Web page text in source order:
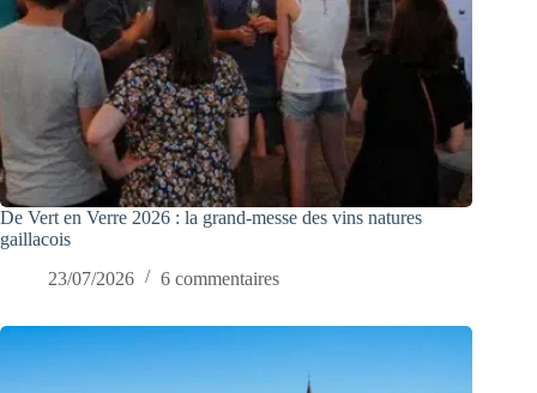
De Vert en Verre 2026 : la grand-messe des vins natures
gaillacois
23/07/2026
6 commentaires